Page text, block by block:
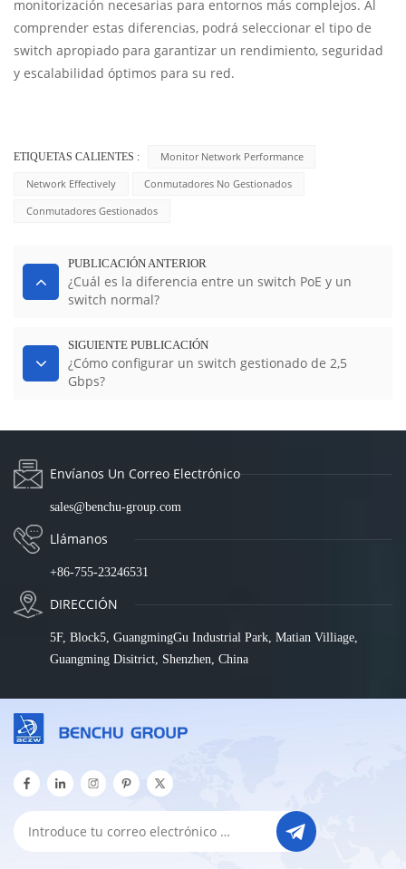
monitorización necesarias para entornos más complejos. Al
comprender estas diferencias, podrá seleccionar el tipo de
switch apropiado para garantizar un rendimiento, seguridad
y escalabilidad óptimos para su red.
ETIQUETAS CALIENTES :
Monitor Network Performance
Network Effectively
Conmutadores No Gestionados
Conmutadores Gestionados
PUBLICACIÓN ANTERIOR
¿Cuál es la diferencia entre un switch PoE y un
switch normal?
SIGUIENTE PUBLICACIÓN
¿Cómo configurar un switch gestionado de 2,5
Gbps?
Envíanos Un Correo Electrónico
sales@benchu-group.com
Llámanos
+86-755-23246531
DIRECCIÓN
5F, Block5, GuangmingGu Industrial Park, Matian Villiage,
Guangming Disitrict, Shenzhen, China